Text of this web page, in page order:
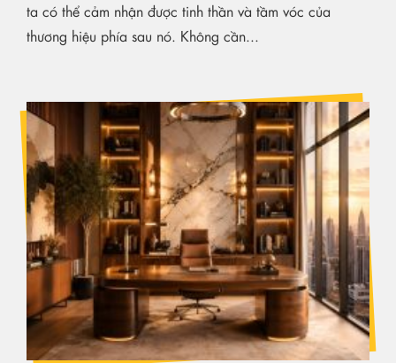
ta có thể cảm nhận được tinh thần và tầm vóc của
thương hiệu phía sau nó. Không cần...